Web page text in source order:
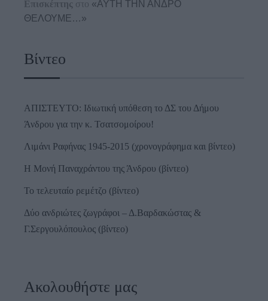
Επισκέπτης στο «ΑΥΤΗ ΤΗΝ ΑΝΔΡΟ
ΘΕΛΟΥΜΕ…»
Βίντεο
ΑΠΙΣΤΕΥΤΟ: Ιδιωτική υπόθεση το ΔΣ του Δήμου
Άνδρου για την κ. Τσατσομοίρου!
Λιμάνι Ραφήνας 1945-2015 (χρονογράφημα και βίντεο)
Η Μονή Παναχράντου της Άνδρου (βίντεο)
Το τελευταίο ρεμέτζο (βίντεο)
Δύο ανδριώτες ζωγράφοι – Δ.Βαρδακώστας &
Γ.Σεργουλόπουλος (βίντεο)
Ακολουθήστε μας